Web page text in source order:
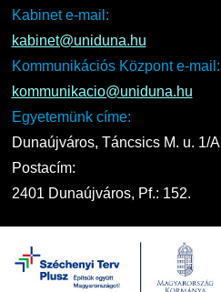
Kabinet e-mail:
kabinet@uniduna.hu
Kommunikációs Központ e-mail:
kommunikacio@uniduna.hu
Egyetemünk címe:
Dunaújváros, Táncsics M. u. 1/A
Postacím:
2401 Dunaújváros, Pf.: 152.
UNIDUNA